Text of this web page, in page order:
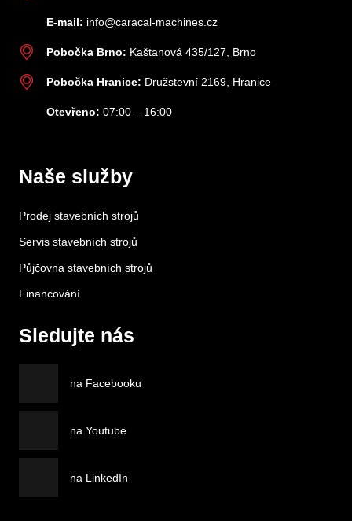
E-mail: info@caracal-machines.cz
Pobočka Brno: Kaštanová 435/127, Brno
Pobočka Hranice: Družstevní 2169, Hranice
Otevřeno: 07:00 – 16:00
Naše služby
Prodej stavebních strojů
Servis stavebních strojů
Půjčovna stavebních strojů
Financování
Sledujte nás
na Facebooku
na Youtube
na LinkedIn